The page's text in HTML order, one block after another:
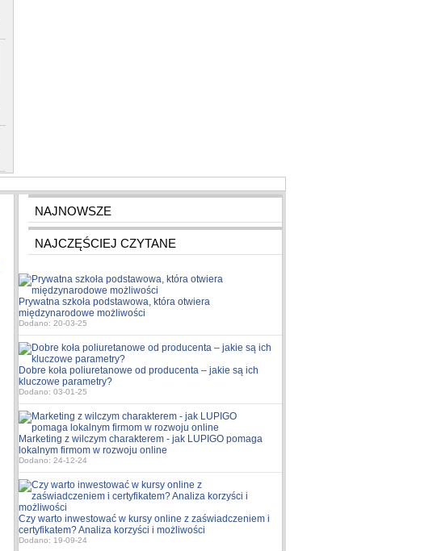
NAJNOWSZE
NAJCZĘŚCIEJ CZYTANE
Prywatna szkoła podstawowa, która otwiera
międzynarodowe możliwości
Dodano: 20-03-25
Dobre koła poliuretanowe od producenta – jakie są ich
kluczowe parametry?
Dodano: 03-01-25
Marketing z wilczym charakterem - jak LUPIGO pomaga
lokalnym firmom w rozwoju online
Dodano: 24-12-24
Czy warto inwestować w kursy online z zaświadczeniem i
certyfikatem? Analiza korzyści i możliwości
Dodano: 19-09-24